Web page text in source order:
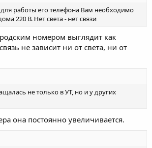
работы его телефона Вам необходимо
220 В. Нет света - нет связи
номером выглядит как
не зависит ни от света, ни от
не только в УТ, но и у других
она постоянно увеличивается.